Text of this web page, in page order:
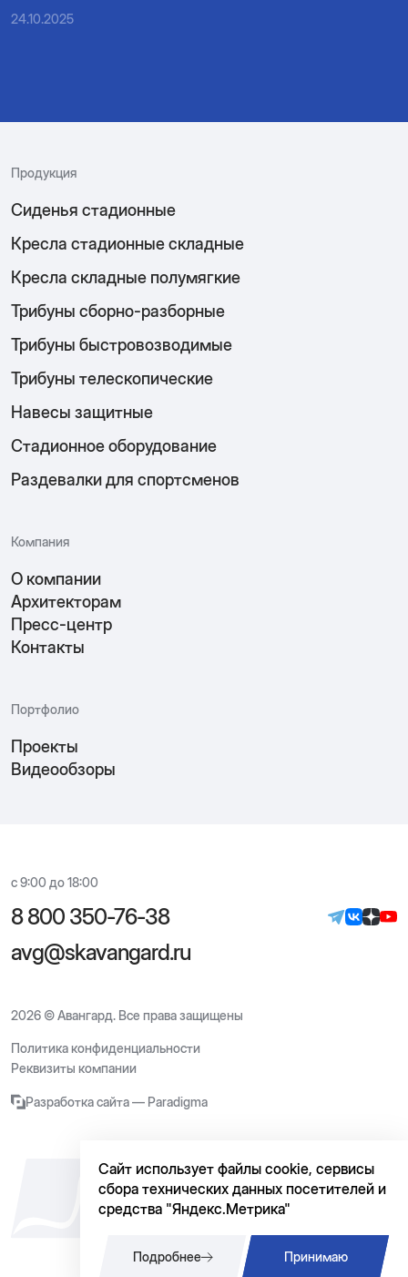
24.10.2025
Продукция
Сиденья стадионные
Кресла стадионные складные
Кресла складные полумягкие
Трибуны сборно-разборные
Трибуны быстровозводимые
Трибуны телескопические
Навесы защитные
Стадионное оборудование
Раздевалки для спортсменов
Компания
О компании
Архитекторам
Пресс-центр
Контакты
Портфолио
Проекты
Видеообзоры
с 9:00 до 18:00
8 800 350-76-38
avg@skavangard.ru
2026 © Авангард. Все права защищены
Политика конфиденциальности
Реквизиты компании
Разработка сайта — Paradigma
Сайт использует файлы cookie, сервисы
сбора технических данных посетителей и
средства "Яндекс.Метрика"
Подробнее Принимаю